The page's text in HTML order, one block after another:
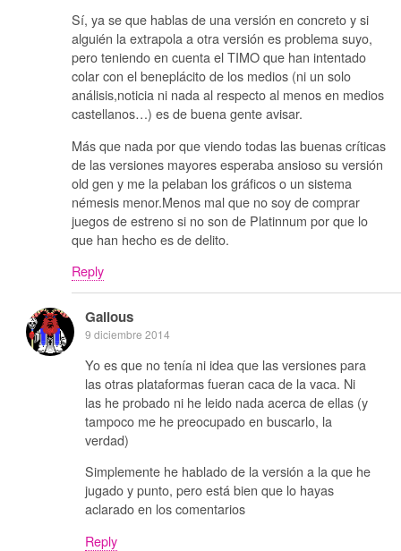
Sí, ya se que hablas de una versión en concreto y si
alguién la extrapola a otra versión es problema suyo,
pero teniendo en cuenta el TIMO que han intentado
colar con el beneplácito de los medios (ni un solo
análisis,noticia ni nada al respecto al menos en medios
castellanos…) es de buena gente avisar.
Más que nada por que viendo todas las buenas críticas
de las versiones mayores esperaba ansioso su versión
old gen y me la pelaban los gráficos o un sistema
némesis menor.Menos mal que no soy de comprar
juegos de estreno si no son de Platinnum por que lo
que han hecho es de delito.
Reply
Galious
9 diciembre 2014
Yo es que no tenía ni idea que las versiones para
las otras plataformas fueran caca de la vaca. Ni
las he probado ni he leido nada acerca de ellas (y
tampoco me he preocupado en buscarlo, la
verdad)
Simplemente he hablado de la versión a la que he
jugado y punto, pero está bien que lo hayas
aclarado en los comentarios
Reply